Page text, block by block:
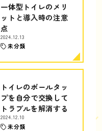
一体型トイレのメリ
ットと導入時の注意
点
2024.12.13
未分類
トイレのボールタッ
プを自分で交換して
トラブルを解消する
2024.12.10
未分類